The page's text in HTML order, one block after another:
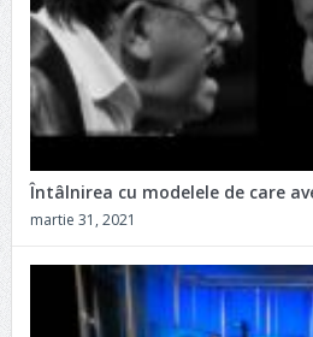
Întâlnirea cu modelele de care
martie 31, 2021